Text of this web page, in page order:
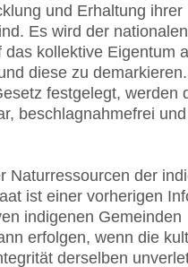
und Erhaltung ihrer
Es wird der
kollektive Eigentum
diese zu
festgelegt, werden
beschlagnahmefrei
Naturressourcen der
ist einer vorherigen
indigenen Gemeinden
erfolgen, wenn die
derselben